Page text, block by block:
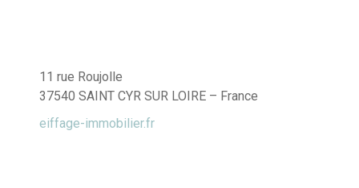
11 rue Roujolle
37540 SAINT CYR SUR LOIRE – France
eiffage-immobilier.fr